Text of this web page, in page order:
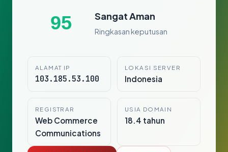
95 Sangat Aman
Ringkasan keputusan
ALAMAT IP
103.185.53.100
LOKASI SERVER
Indonesia
REGISTRAR
Web Commerce
Communications
USIA DOMAIN
18.4 tahun